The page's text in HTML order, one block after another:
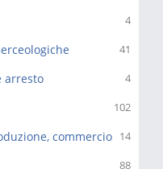
4
41
4
arresto
102
14
commercio
88